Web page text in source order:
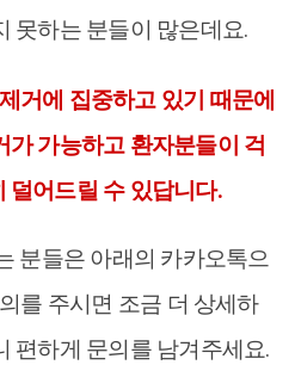
못하는 분들이 많은데요.
거에 집중하고 있기 때문에
가 가능하고 환자분들이 걱
덜어드릴 수 있답니다.
분들은 아래의 카카오톡으
를 주시면 조금 더 상세하
편하게 문의를 남겨주세요.